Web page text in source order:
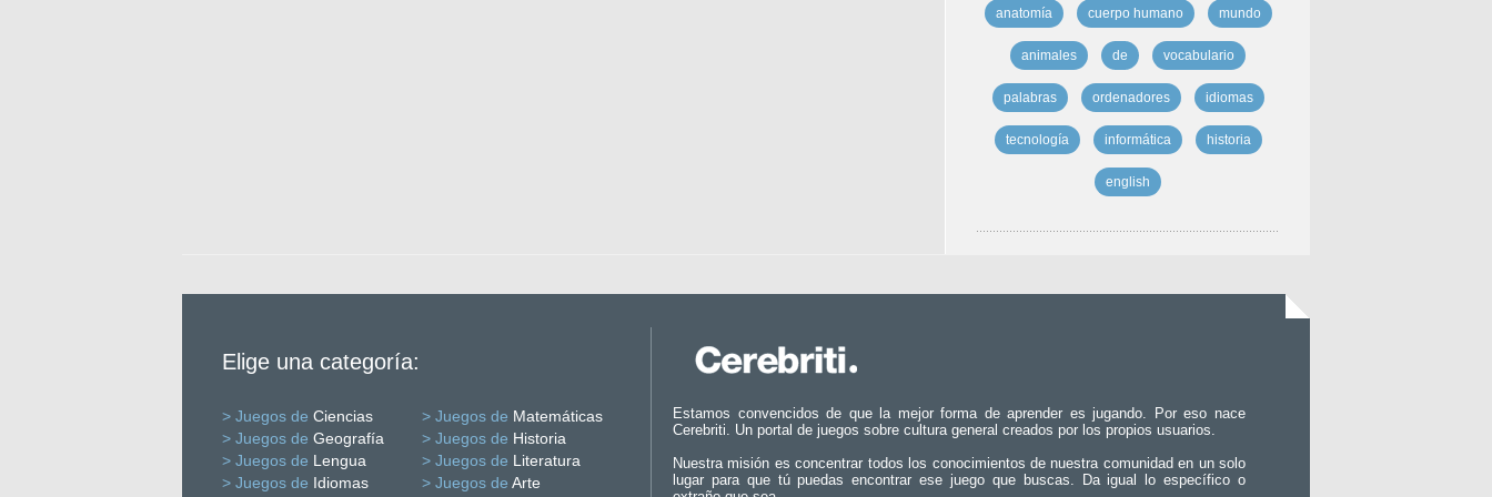
anatomía cuerpo humano mundo
animales de vocabulario
palabras ordenadores idiomas
tecnología informática historia
english
Elige una categoría:
> Juegos de Ciencias > Juegos de Matemáticas
> Juegos de Geografía > Juegos de Historia
> Juegos de Lengua > Juegos de Literatura
> Juegos de Idiomas > Juegos de Arte
Estamos convencidos de que la mejor forma de aprender es jugando. Por eso nace
Cerebriti. Un portal de juegos sobre cultura general creados por los propios usuarios.
Nuestra misión es concentrar todos los conocimientos de nuestra comunidad en un solo
lugar para que tú puedas encontrar ese juego que buscas. Da igual lo específico o